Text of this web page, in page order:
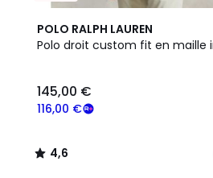
POLO RALPH LAUREN
Polo droit custom fit en maille
116,00 €
145,00 €
4,6
/ 5
3
Couleurs
4,6
/